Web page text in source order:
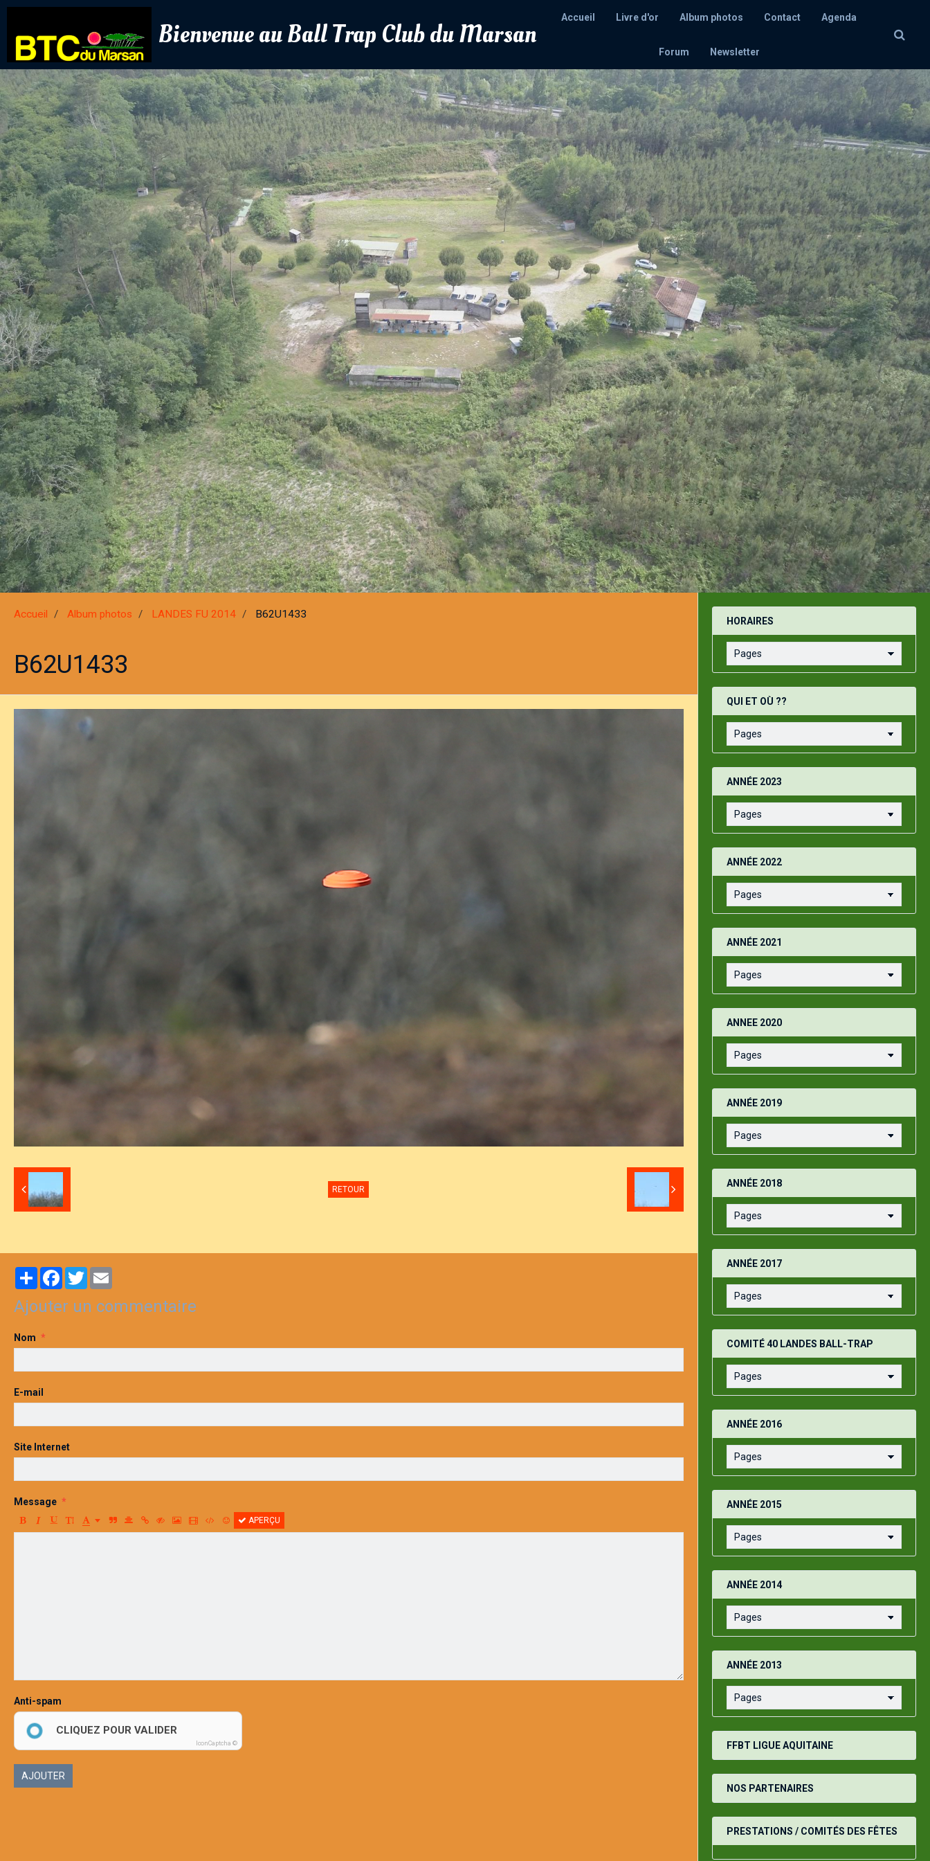
Bienvenue au Ball Trap Club du Marsan
Accueil Livre d'or Album photos Contact Agenda
Forum Newsletter
Accueil Album photos LANDES FU 2014 B62U1433
B62U1433
RETOUR
PartagerFacebook
Twitter
Ajouter un commentaire
Nom
E-mail
Site Internet
Message
APERÇU
Anti-spam
CLIQUEZ POUR VALIDER
IconCaptcha ©
AJOUTER
HORAIRES
QUI ET OÙ ??
ANNÉE 2023
ANNÉE 2022
ANNÉE 2021
ANNEE 2020
ANNÉE 2019
ANNÉE 2018
ANNÉE 2017
COMITÉ 40 LANDES BALL-TRAP
ANNÉE 2016
ANNÉE 2015
ANNÉE 2014
ANNÉE 2013
FFBT LIGUE AQUITAINE
NOS PARTENAIRES
PRESTATIONS / COMITÉS DES FÊTES